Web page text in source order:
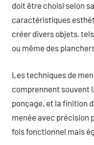
doit être choisi selon
caractéristiques
créer divers objets,
ou même des
Les techniques de
comprennent souvent
ponçage, et la finition
menée avec précision
fois fonctionnel mais